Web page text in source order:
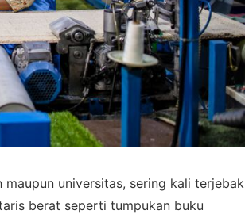
universitas, sering kali terjebak
berat seperti tumpukan buku